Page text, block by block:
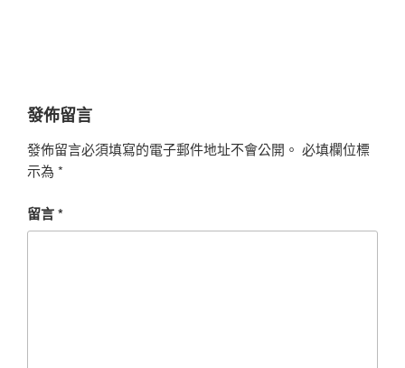
發佈留言
發佈留言必須填寫的電子郵件地址不會公開。 必填欄位標
示為 *
留言*